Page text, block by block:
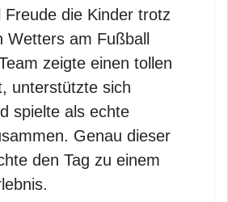
Freude die Kinder trotz
Wetters am Fußball
zeigte einen tollen
unterstützte sich
spielte als echte
Genau dieser
den Tag zu einem